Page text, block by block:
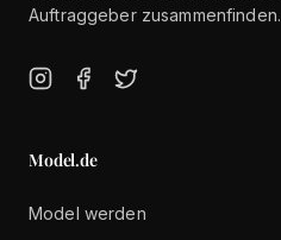
Auftraggeber zusammenfinden.
Model.de
Model werden